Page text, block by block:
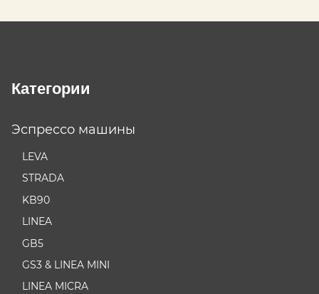
Категории
Эспрессо машины
LEVA
STRADA
KB90
LINEA
GB5
GS3 & LINEA MINI
LINEA MICRA